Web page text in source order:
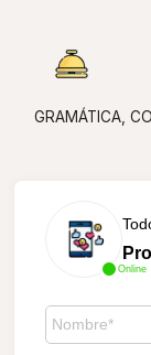
GRAMÁTICA,
Online